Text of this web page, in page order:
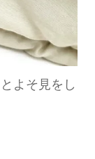
よそ見をし